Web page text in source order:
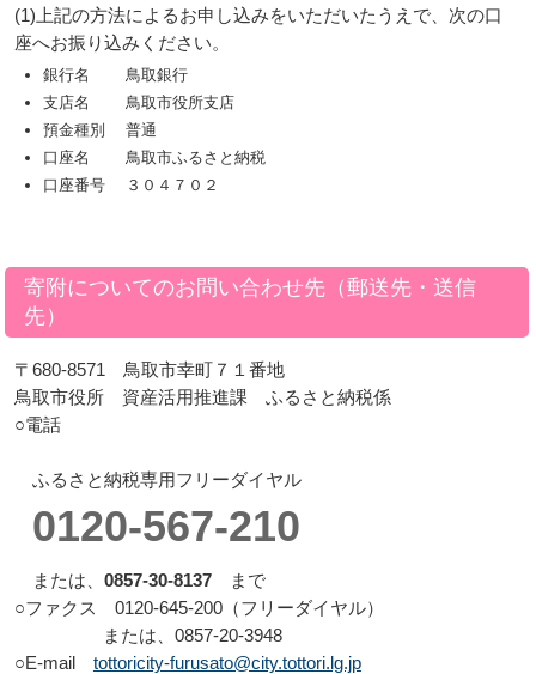
(1)上記の方法によるお申し込みをいただいたうえで、次の口
座へお振り込みください。
銀行名 鳥取銀行
支店名 鳥取市役所支店
預金種別 普通
口座名 鳥取市ふるさと納税
口座番号 ３０４７０２
寄附についてのお問い合わせ先（郵送先・送信
先）
〒680-8571 鳥取市幸町７１番地
鳥取市役所 資産活用推進課 ふるさと納税係
○電話
ふるさと納税専用フリーダイヤル
0120-567-210
または、 0857-30-8137まで
○ファクス 0120-645-200（フリーダイヤル）
または、0857-20-3948
○E-mail tottoricity-furusato@city.tottori.lg.jp